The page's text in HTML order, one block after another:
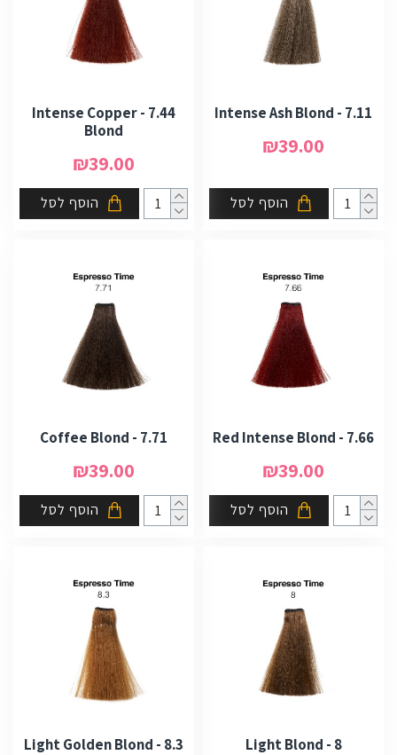
7.11 - Intense Ash Blond
₪39.00
הוסף לסל
7.44 - Intense Copper
Blond
₪39.00
הוסף לסל
7.66 - Red Intense Blond
₪39.00
הוסף לסל
7.71 - Coffee Blond
₪39.00
הוסף לסל
8 - Light Blond
8.3 - Light Golden Blond